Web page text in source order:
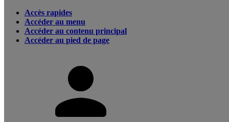
Accès rapides
Accéder au menu
Accéder au contenu principal
Accéder au pied de page